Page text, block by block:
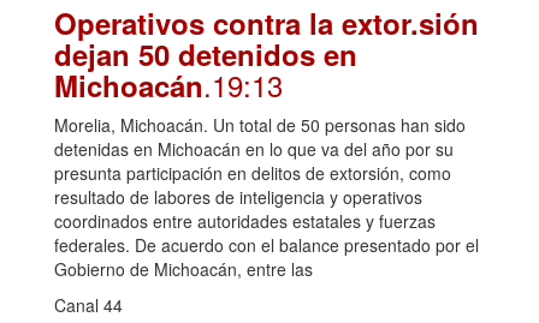
Operativos contra la extor.sión
dejan 50 detenidos en
Michoacán.19:13
Morelia, Michoacán. Un total de 50 personas han sido
detenidas en Michoacán en lo que va del año por su
presunta participación en delitos de extorsión, como
resultado de labores de inteligencia y operativos
coordinados entre autoridades estatales y fuerzas
federales. De acuerdo con el balance presentado por el
Gobierno de Michoacán, entre las
Canal 44